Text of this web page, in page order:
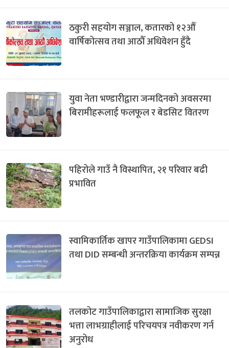
ठकुरी सहयोग सञ्जाल, कतारको १२औँ
वार्षिकोत्सव तथा आठौँ अधिवेशन हुँदै
युवा नेता भण्डारीद्वारा जन्मदिनको अवसरमा
बिरामीहरूलाई फलफूल र बेडसिट वितरण
पहिरोले गाउँ नै विस्थापित, २१ परिवार बढी
प्रभावित
स्वामिकार्तिक खापर गाउँपालिकामा GEDSI
तथा DID सम्बन्धी अन्तरक्रिया कार्यक्रम सम्पन्न
तलकोट गाउँपालिकाद्वारा सामाजिक सुरक्षा
भत्ता लाभग्राहीलाई परिचयपत्र नवीकरण गर्न
अनुरोध